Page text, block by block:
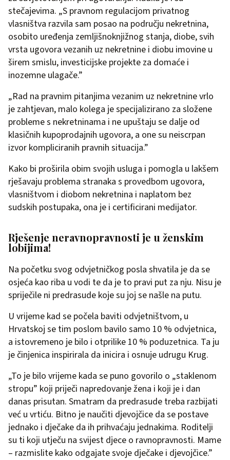
stečajevima. „S pravnom regulacijom privatnog
vlasništva razvila sam posao na području nekretnina,
osobito uređenja zemljišnoknjižnog stanja, diobe, svih
vrsta ugovora vezanih uz nekretnine i diobu imovine u
širem smislu, investicijske projekte za domaće i
inozemne ulagače.”
„Rad na pravnim pitanjima vezanim uz nekretnine vrlo
je zahtjevan, malo kolega je specijalizirano za složene
probleme s nekretninama i ne upuštaju se dalje od
klasičnih kupoprodajnih ugovora, a one su neiscrpan
izvor kompliciranih pravnih situacija.”
Kako bi proširila obim svojih usluga i pomogla u lakšem
rješavaju problema stranaka s provedbom ugovora,
vlasništvom i diobom nekretnina i naplatom bez
sudskih postupaka, ona je i certificirani medijator.
Rješenje neravnopravnosti je u ženskim
lobijima!
Na početku svog odvjetničkog posla shvatila je da se
osjeća kao riba u vodi te da je to pravi put za nju. Nisu je
spriječile ni predrasude koje su joj se našle na putu.
U vrijeme kad se počela baviti odvjetništvom, u
Hrvatskoj se tim poslom bavilo samo 10 % odvjetnica,
a istovremeno je bilo i otprilike 10 % poduzetnica. Ta ju
je činjenica inspirirala da inicira i osnuje udrugu Krug.
„To je bilo vrijeme kada se puno govorilo o „staklenom
stropu” koji priječi napredovanje žena i koji je i dan
danas prisutan. Smatram da predrasude treba razbijati
već u vrtiću. Bitno je naučiti djevojčice da se postave
jednako i dječake da ih prihvaćaju jednakima. Roditelji
su ti koji utječu na svijest djece o ravnopravnosti. Mame
– razmislite kako odgajate svoje dječake i djevojčice.”